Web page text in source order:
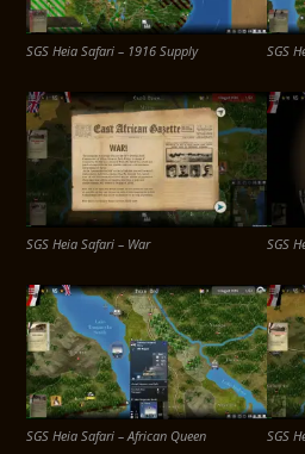
SGS Heia Safari – 1916 Supply SGS
SGS Heia Safari – War SGS
SGS Heia Safari – African Queen SGS